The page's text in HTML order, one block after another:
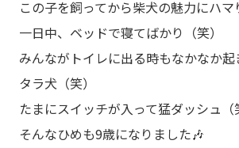
この子を飼ってから柴犬の魅力にハ
一日中、ベッドで寝てばかり（笑）
みんながトイレに出る時もなかなか
タラ犬（笑）
たまにスイッチが入って猛ダッシュ（
そんなひめも9歳になりました🎶